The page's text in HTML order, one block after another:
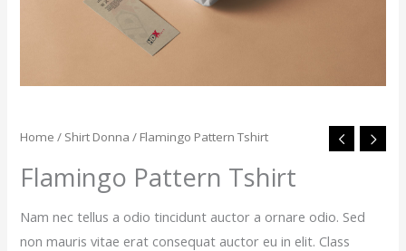
Home / Shirt Donna / Flamingo Pattern Tshirt
Flamingo Pattern Tshirt
Nam nec tellus a odio tincidunt auctor a ornare odio. Sed
non mauris vitae erat consequat auctor eu in elit. Class